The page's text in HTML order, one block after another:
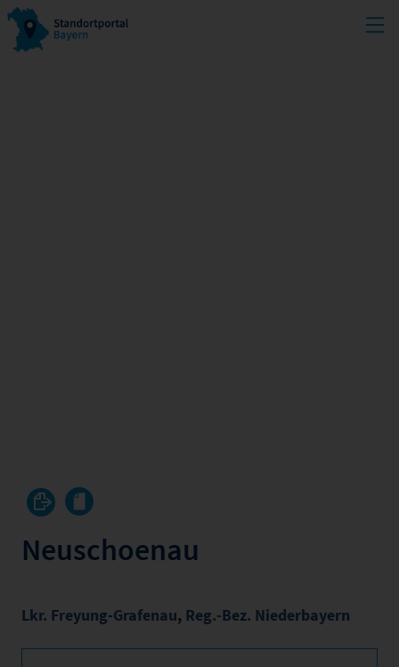
Neuschoenau
Lkr. Freyung-Grafenau, Reg.-Bez. Niederbayern